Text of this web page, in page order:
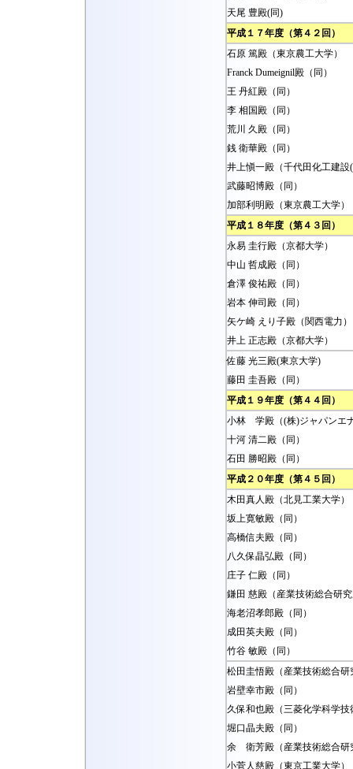
天尾 豊殿(同)
平成１７年度（第４２回）
石原 篤殿（東京農工大学）
Franck Dumeignil殿（同）
王 丹紅殿（同）
李 相国殿（同）
荒川 久殿（同）
銭 衛華殿（同）
井上愼一殿（千代田化工建設
武藤昭博殿（同）
加部利明殿（東京農工大学）
平成１８年度（第４３回）
永易 圭行殿（京都大学）
中山 哲成殿（同）
倉澤 俊祐殿（同）
岩本 伸司殿（同）
矢ケ崎 えり子殿（関西電力）
井上 正志殿（京都大学）
佐藤 光三殿(東京大学)
藤田 圭吾殿（同）
平成１９年度（第４４回）
小林 学殿（(株)ジャパンエ
十河 清二殿（同）
石田 勝昭殿（同）
平成２０年度（第４５回）
木田真人殿（北見工業大学）
坂上寛敏殿（同）
高橋信夫殿（同）
八久保晶弘殿（同）
庄子 仁殿（同）
鎌田 慈殿（産業技術総合研
海老沼孝郎殿（同）
成田英夫殿（同）
竹谷 敏殿（同）
松田圭悟殿（産業技術総合研
岩壁幸市殿（同）
久保和也殿（三菱化学科学
堀口晶夫殿（同）
余 衛芳殿（産業技術総合研
小菅人慈殿（東京工業大学）